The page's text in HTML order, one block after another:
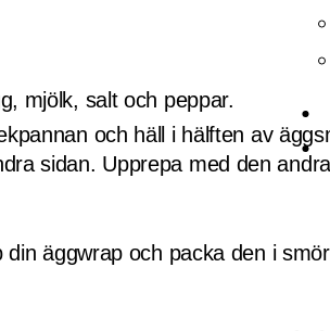
mjölk, salt och peppar.
och häll i hälften av
sidan. Upprepa med den
din äggwrap och packa den i